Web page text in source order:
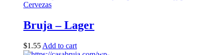
Cervezas
Bruja – Lager
$1.55 Add to cart